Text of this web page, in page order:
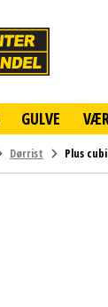
GULVE
online
og
-
Dørrist Plus